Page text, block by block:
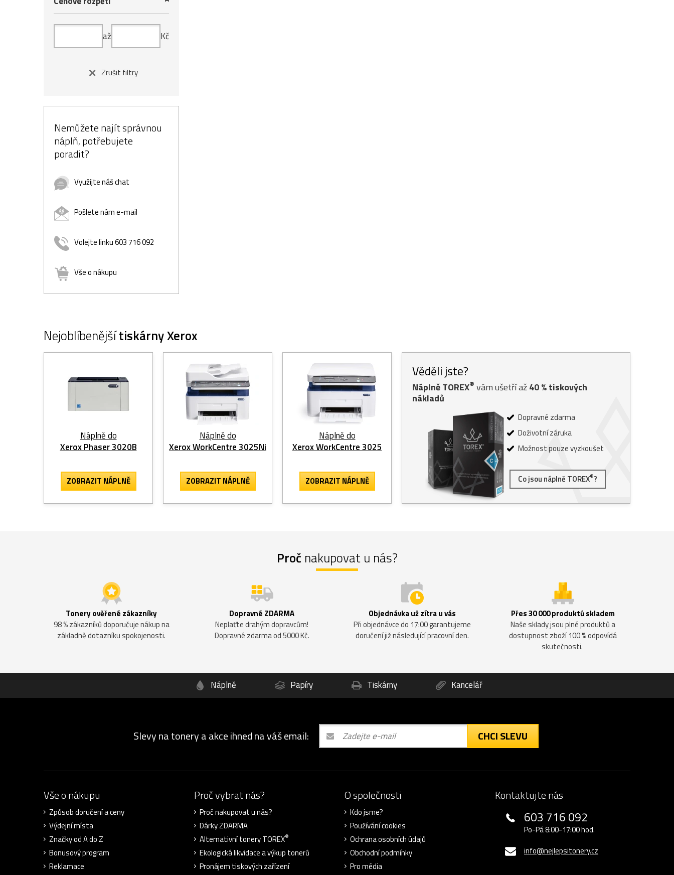
až Kč
Zrušit filtry
Nemůžete najít správnou
náplň, potřebujete
poradit?
Využijte náš chat
Pošlete nám e-mail
Volejte linku 603 716 092
Vše o nákupu
Nejoblíbenějšítiskárny Xerox
Náplně do
Xerox Phaser 3020B
ZOBRAZITNÁPLNĚ
Náplně do
Xerox WorkCentre 3025Ni
ZOBRAZITNÁPLNĚ
Náplně do
Xerox WorkCentre 3025
ZOBRAZITNÁPLNĚ
Věděli jste?
Náplně TOREX® vám ušetří až40% tiskových
nákladů
Dopravné zdarma
Doživotní záruka
Možnost pouze vyzkoušet
Co jsou náplně TOREX®?
Proč nakupovat u nás?
Tonery ověřené zákazníky
98 % zákazníků doporučuje nákup na
základně dotazníku spokojenosti.
Dopravné ZDARMA
Neplaťte drahým dopravcům!
Dopravné zdarma od 5000 Kč.
Objednávka už zítra u vás
Při objednávce do 17:00 garantujeme
doručení již následující pracovní den.
Přes 30 000 produktů skladem
Naše sklady jsou plné produktů a
dostupnost zboží 100 % odpovídá
skutečnosti.
Náplně Papíry Tiskárny Kancelář
Slevy na tonery a akce ihned na váš email: CHCI SLEVU
Vše o nákupu
Způsob doručení a ceny
Výdejní místa
Značky od A do Z
Bonusový program
Reklamace
Proč vybrat nás?
Proč nakupovat u nás?
Dárky ZDARMA
Alternativní tonery TOREX®
Ekologická likvidace a výkup tonerů
Pronájem tiskových zařízení
O společnosti
Kdo jsme?
Používání cookies
Ochrana osobních údajů
Obchodní podmínky
Pro média
Kontaktujte nás
603 716 092
Po-Pá 8:00-17:00 hod.
info@nejlepsitonery.cz